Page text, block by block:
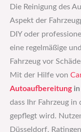
Die Reinigung des
Aspekt der
DIY oder
eine regelmäßige
Fahrzeug vor
Mit der Hilfe von
Autoaufbereitungin
dass Ihr Fahrzeug in
gepflegt wird.
Düsseldorf,